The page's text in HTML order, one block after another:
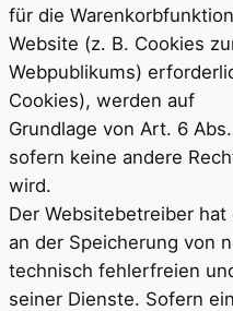
für die
Website (z. B. Cookies
Webpublikums)
Cookies), werden auf
Grundlage von Art. 6
sofern keine andere
wird.
Der Websitebetreiber
an der Speicherung von
technisch fehlerfreien
seiner Dienste. Sofern